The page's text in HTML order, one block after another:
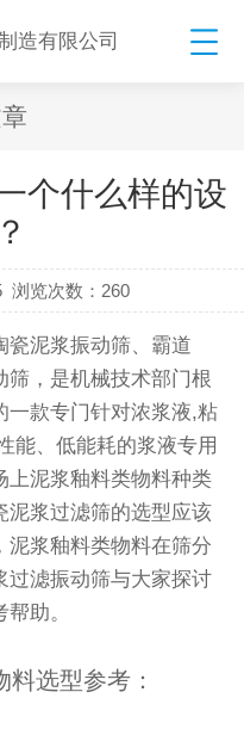
个什么样的设
浏览次数： 260
瓷泥浆振动筛、霸道
筛 ，是机械技术部门根
一款专门针对浓浆液,粘
能、低能耗的浆液专用
上泥浆釉料类物料种类
泥浆过滤筛的选型应该
泥浆釉料类物料在筛分
过滤振动筛与大家探讨
助。
选型参考：